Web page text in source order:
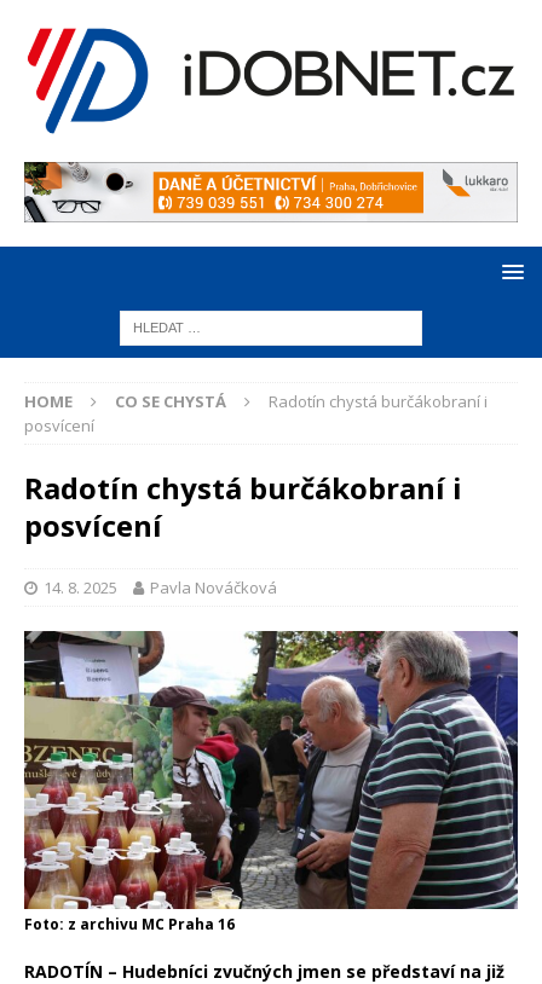
HOME CO SE CHYSTÁ
Radotín chystá burčákobraní i
posvícení
Radotín chystá burčákobraní i
posvícení
14. 8. 2025 Pavla Nováčková
Foto: z archivu MC Praha 16
RADOTÍN – Hudebníci zvučných jmen se představí na již